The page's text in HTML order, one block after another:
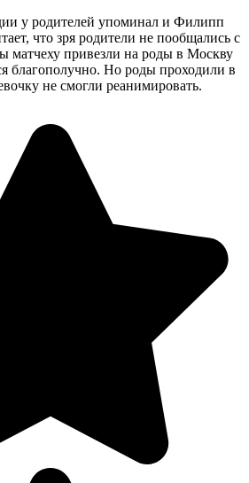
у родителей упоминал и Филипп
что зря родители не пообщались с
матчеху привезли на роды в Москву
благополучно. Но роды проходили в
не смогли реанимировать.